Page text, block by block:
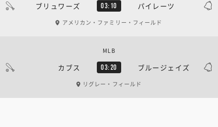
ブリュワーズ 03:10 パイレーツ
アメリカン・ファミリー・フィールド
カブス 03:20 ブルージェイズ
MLB
リグレー・フィールド